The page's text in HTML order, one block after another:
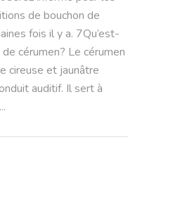
de bouchon de
fois il y a. 7Qu’est-
de cérumen? Le cérumen
cireuse et jaunâtre
auditif. Il sert à